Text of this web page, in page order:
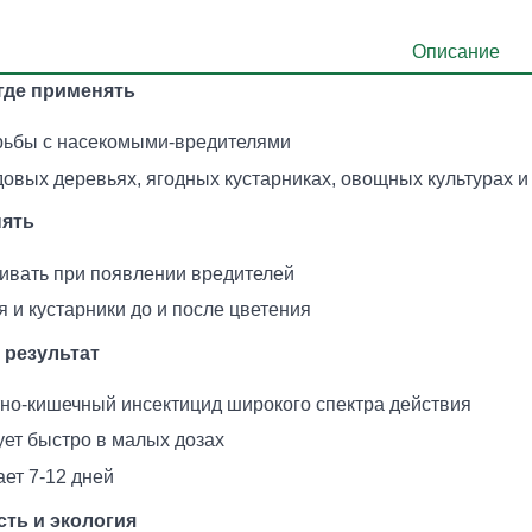
Описание
применять
с насекомыми-вредителями
деревьях, ягодных кустарниках, овощных культурах
при появлении вредителей
и кустарники до и после цветения
кишечный инсектицид широкого спектра действия
быстро в малых дозах
7-12 дней
и экология